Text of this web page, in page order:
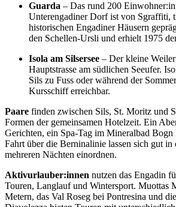
Guarda – Das rund 200
Unterengadiner Dorf ist von Sgraffiti,
historischen Engadiner Häusern
den Schellen-Ursli und erhielt 1975
Isola am Silsersee – Der kleine
Hauptstrasse am südlichen Seeufer.
Sils zu Fuss oder während der
Kursschiff erreichbar.
Paare finden zwischen Sils, St. Moritz und
Formen der gemeinsamen Hotelzeit. Ein
Gerichten, ein Spa-Tag im Mineralbad Bogn
Fahrt über die Berninalinie lassen sich gut
mehreren Nächten einordnen.
Aktivurlauber:innen nutzen das Engadin
Touren, Langlauf und Wintersport. Muottas
Metern, das Val Roseg bei Pontresina und